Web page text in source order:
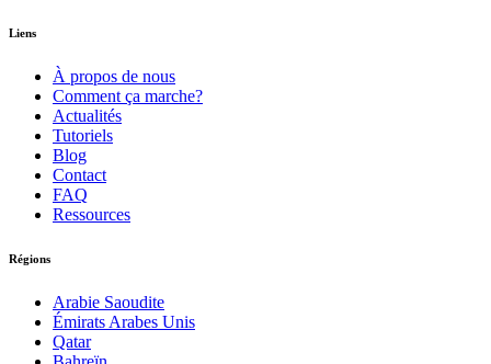
Liens
À propos de nous
Comment ça marche?
Actualités
Tutoriels
Blog
Contact
FAQ
Ressources
Régions
Arabie Saoudite
Émirats Arabes Unis
Qatar